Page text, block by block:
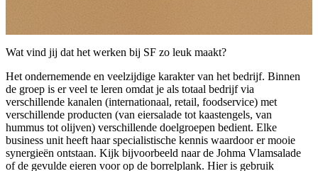
Wat vind jij dat het werken bij SF zo leuk maakt?
Het ondernemende en veelzijdige karakter van het bedrijf. Binnen
de groep is er veel te leren omdat je als totaal bedrijf via
verschillende kanalen (internationaal, retail, foodservice) met
verschillende producten (van eiersalade tot kaastengels, van
hummus tot olijven) verschillende doelgroepen bedient. Elke
business unit heeft haar specialistische kennis waardoor er mooie
synergieën ontstaan. Kijk bijvoorbeeld naar de Johma Vlamsalade
of de gevulde eieren voor op de borrelplank. Hier is gebruik